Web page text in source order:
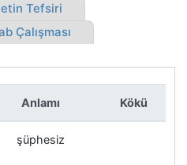
Tefsiri
Çalışması
Anlamı Kökü
şüphesiz